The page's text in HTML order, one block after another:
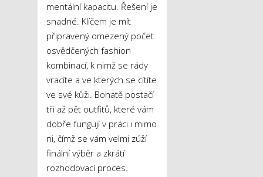
mentální kapacitu. Řešení je
snadné. Klíčem je mít
připravený omezený počet
osvědčených fashion
kombinací, k nimž se rády
vracíte a ve kterých se cítíte
ve své kůži. Bohatě postačí
tři až pět outfitů, které vám
dobře fungují v práci i mimo
ni, čímž se vám velmi zúží
finální výběr a zkrátí
rozhodovací proces.